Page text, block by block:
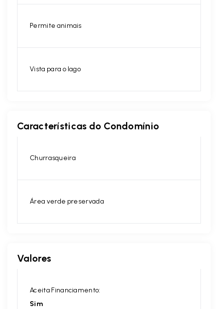
Permite animais
Vista para o lago
Características do Condomínio
Churrasqueira
Área verde preservada
Valores
Aceita Financiamento:
Sim